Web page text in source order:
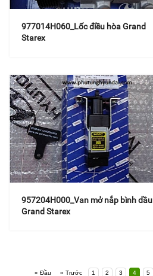
977014H060_Lốc điều hòa Grand
Starex
957204H000_Van mở nắp bình dầu
Grand Starex
« Đầu « Trước 1 2 3 4 5